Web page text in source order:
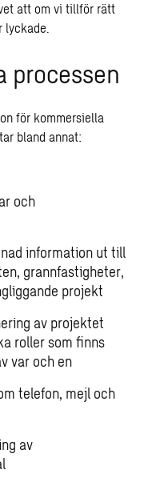
att om vi tillför rätt
lyckade.
processen
för kommersiella
bland annat:
och
information ut till
grannfastigheter,
projekt
av projektet
roller som finns
var och en
telefon, mejl och
av